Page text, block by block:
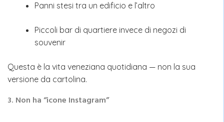
Panni stesi tra un edificio e l’altro
Piccoli bar di quartiere invece di negozi di
souvenir
Questa è la vita veneziana quotidiana — non la sua
versione da cartolina.
3. Non ha “icone Instagram”